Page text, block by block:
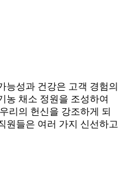
능성과 건강은 고객 경험의
농 채소 정원을 조성하여
리의 헌신을 강조하게 되
원들은 여러 가지 신선하고